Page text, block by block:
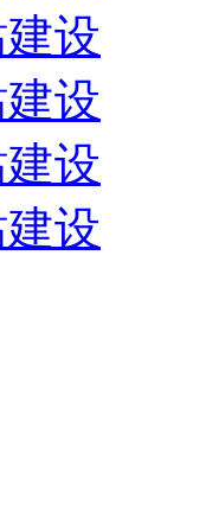
设
设
设
设